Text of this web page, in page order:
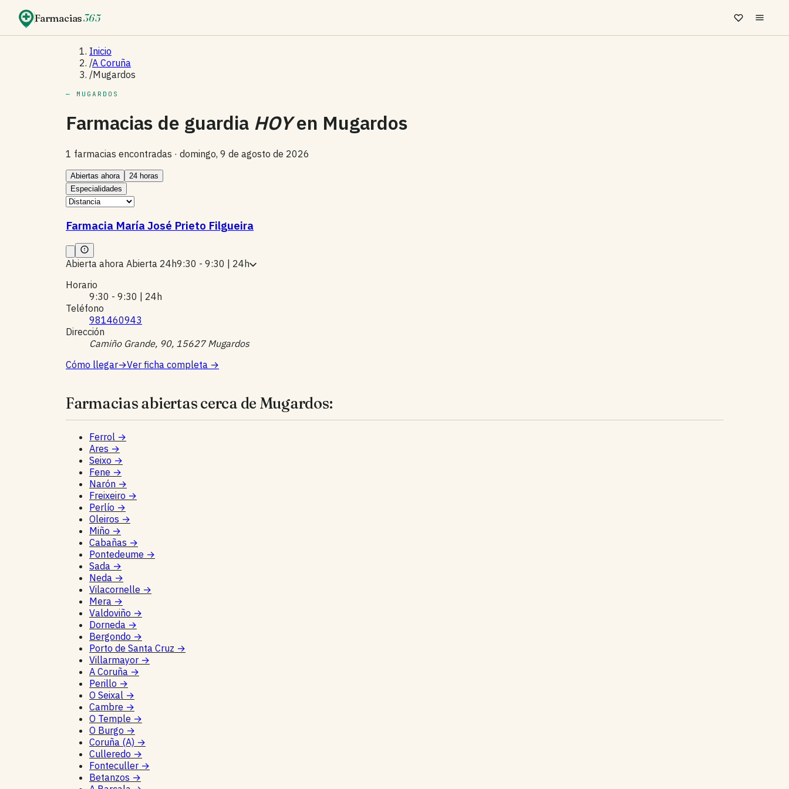
Farmacias365
Inicio
/A Coruña
/Mugardos
— MUGARDOS
Farmacias de guardia HOYen Mugardos
1 farmacias encontradas · domingo, 9 de agosto de 2026
Abiertas ahora
24 horas
Especialidades
Farmacia María José Prieto Filgueira
Abierta ahora Abierta 24h9:30 - 9:30 | 24h
Horario
9:30 - 9:30 | 24h
Teléfono
981460943
Dirección
Camiño Grande, 90, 15627 Mugardos
Cómo llegar→Ver ficha completa →
Farmacias abiertas cerca de Mugardos:
Ferrol →
Ares →
Seixo →
Fene →
Narón →
Freixeiro →
Perlío →
Oleiros →
Miño →
Cabañas →
Pontedeume →
Sada →
Neda →
Vilacornelle →
Mera →
Valdoviño →
Dorneda →
Bergondo →
Porto de Santa Cruz →
Villarmayor →
A Coruña →
Perillo →
O Seixal →
Cambre →
O Temple →
O Burgo →
Coruña (A) →
Culleredo →
Fonteculler →
Betanzos →